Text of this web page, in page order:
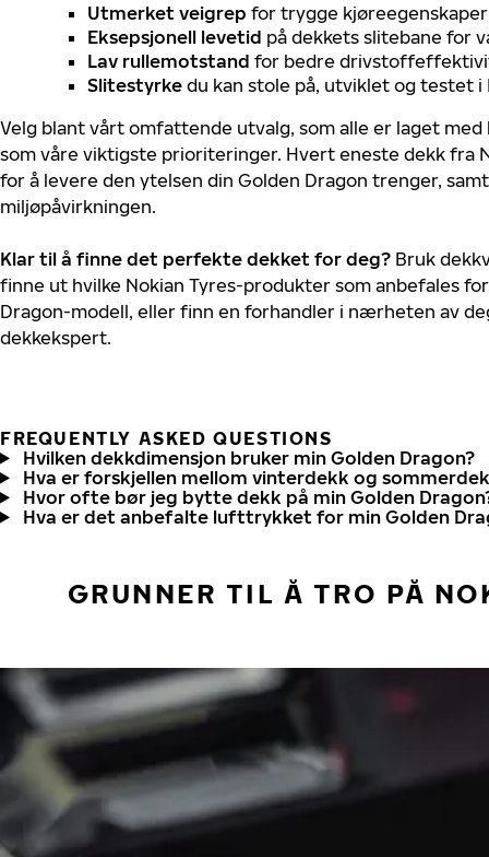
Utmerket veigrep for trygge
Eksepsjonell levetid på dekkets slitebane for
Lav rullemotstand for bedre
Slitestyrke du kan stole på, utviklet og testet i
Velg blant vårt omfattende utvalg, som alle er laget
som våre viktigste prioriteringer. Hvert eneste dekk fra
for å levere den ytelsen din Golden Dragon trenger,
miljøpåvirkningen.
Klar til å finne det perfekte dekket for deg? Bruk
finne ut hvilke Nokian Tyres-produkter som anbefales
Dragon-modell, eller finn en forhandler i nærheten av
dekkekspert.
FREQUENTLY ASKED QUESTIONS
Hvilken dekkdimensjon bruker min Golden Dragon?
Hva er forskjellen mellom vinterdekk og
Hvor ofte bør jeg bytte dekk på min Golden
Hva er det anbefalte lufttrykket for min Golden
GRUNNER TIL Å TRO PÅ